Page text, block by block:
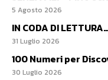
5 Agosto 2026
IN CODA DI
31 Luglio 2026
100 Numeri per
30 Luglio 2026